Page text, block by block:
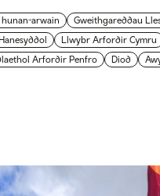
arwain
Gweithgareddau
Llwybr Arfordir Cymru
Arfordir Penfro
Diod